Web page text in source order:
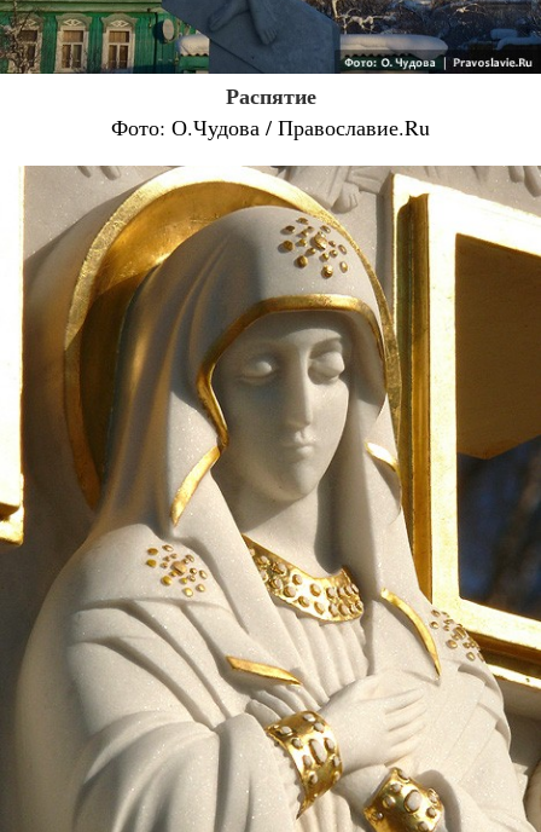
Распятие
Фото: О.Чудова / Православие.Ru